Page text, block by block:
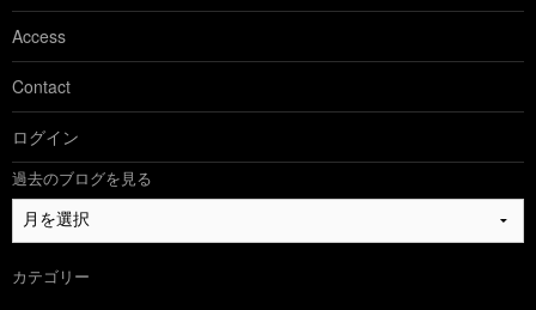
Access
Contact
ログイン
過去のブログを見る
過
去
ブ
カテゴリー